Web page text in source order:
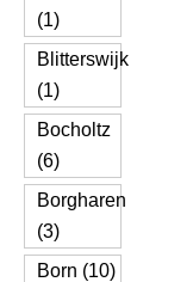
(1)
Blitterswijk
(1)
Bocholtz
(6)
Borgharen
(3)
Born (10)